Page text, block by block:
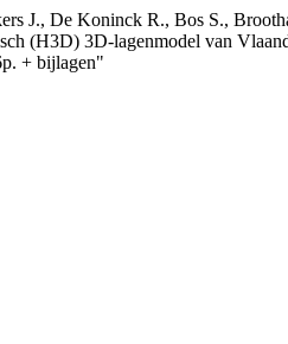
J., De Koninck R., Bos S.,
(H3D) 3D-lagenmodel van
+ bijlagen"